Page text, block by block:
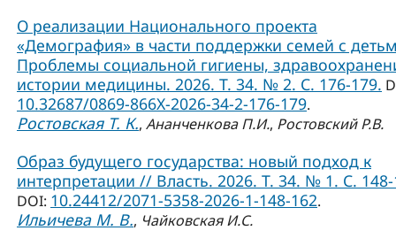
О реализации Национального проекта
«Демография» в части поддержки семей с
Проблемы социальной гигиены,
истории медицины. 2026. Т. 34. № 2. С. 176-179.
10.32687/0869-866X-2026-34-2-176-179.
Ростовская Т. К., Ананченкова П.И., Ростовский Р.В.
Образ будущего государства: новый подход к
интерпретации // Власть. 2026. Т. 34. № 1. С.
DOI: 10.24412/2071-5358-2026-1-148-162.
Ильичева М. В., Чайковская И.С.